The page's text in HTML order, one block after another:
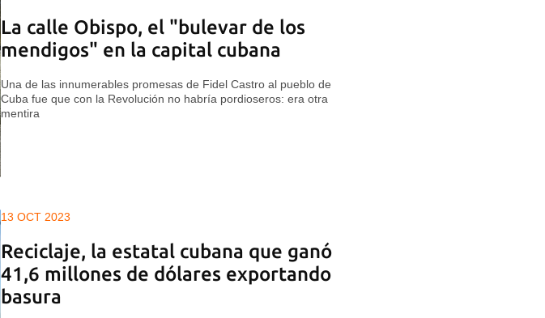
La calle Obispo, el "bulevar de los
mendigos" en la capital cubana
Una de las innumerables promesas de Fidel Castro al pueblo de
Cuba fue que con la Revolución no habría pordioseros: era otra
mentira
13 OCT 2023
Reciclaje, la estatal cubana que ganó
41,6 millones de dólares exportando
basura